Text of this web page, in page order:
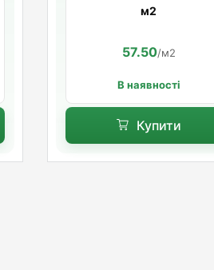
м2
57.50/м2
В наявності
Купити